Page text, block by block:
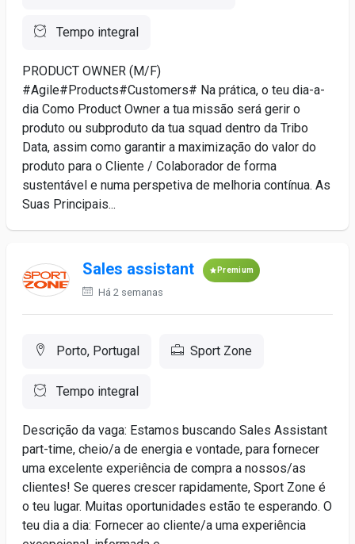
Tempo integral
PRODUCT OWNER (M/F)
#Agile#Products#Customers# Na prática, o teu dia-a-
dia Como Product Owner a tua missão será gerir o
produto ou subproduto da tua squad dentro da Tribo
Data, assim como garantir a maximização do valor do
produto para o Cliente / Colaborador de forma
sustentável e numa perspetiva de melhoria contínua. As
Suas Principais...
Sales assistant Premium
Há 2 semanas
Porto, Portugal Sport Zone
Tempo integral
Descrição da vaga: Estamos buscando Sales Assistant
part-time, cheio/a de energia e vontade, para fornecer
uma excelente experiência de compra a nossos/as
clientes! Se queres crescer rapidamente, Sport Zone é
o teu lugar. Muitas oportunidades estão te esperando. O
teu dia a dia: Fornecer ao cliente/a uma experiência